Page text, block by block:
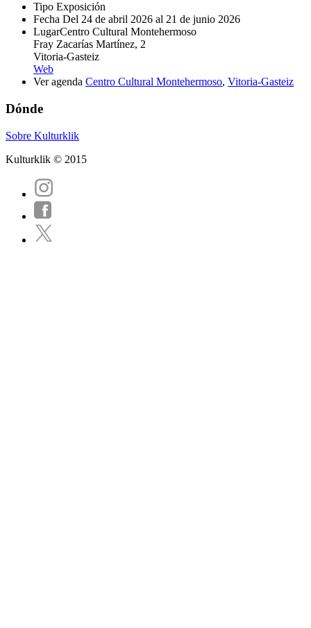
Tipo Exposición
Fecha Del 24 de abril 2026 al 21 de junio 2026
LugarCentro Cultural Montehermoso
Fray Zacarías Martínez, 2
Vitoria-Gasteiz
Web
Ver agenda Centro Cultural Montehermoso, Vitoria-Gasteiz
Dónde
Sobre Kulturklik
Kulturklik © 2015